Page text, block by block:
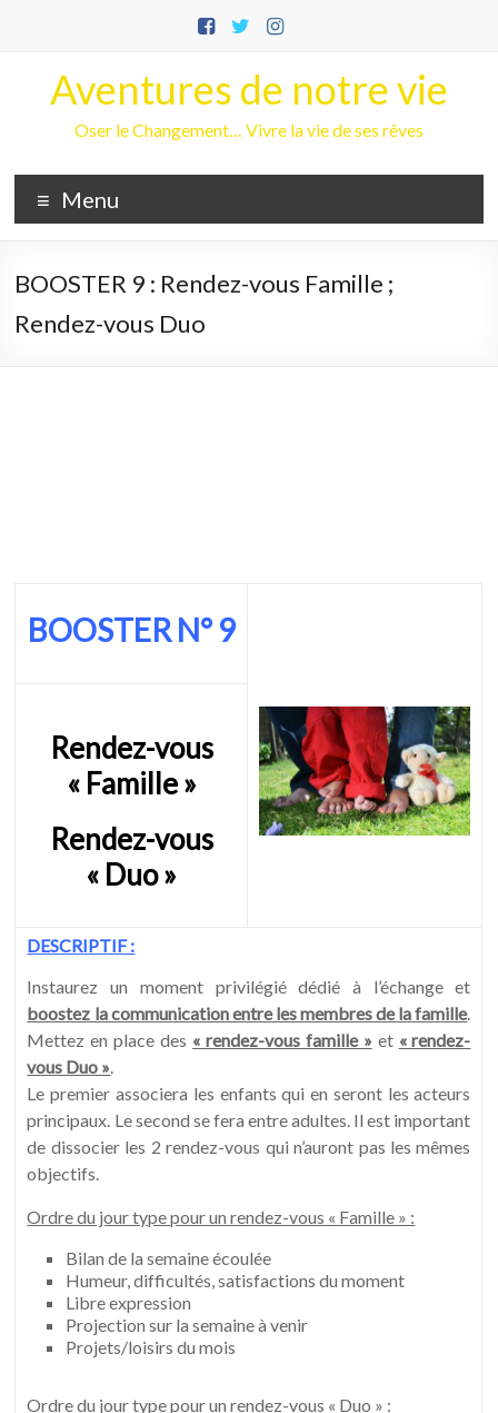
Aventures de notre vie
Oser le Changement… Vivre la vie de ses rêves
Menu
BOOSTER 9 : Rendez-vous Famille ;
Rendez-vous Duo
BOOSTER N° 9
Rendez-vous
« Famille »
Rendez-vous
« Duo »
DESCRIPTIF :
Instaurez un moment privilégié dédié à l’échange et
boostez la communication entre les membres de la famille.
Mettez en place des « rendez-vous famille » et « rendez-
vous Duo ».
Le premier associera les enfants qui en seront les acteurs
principaux. Le second se fera entre adultes. Il est important
de dissocier les 2 rendez-vous qui n’auront pas les mêmes
objectifs.
Ordre du jour type pour un rendez-vous « Famille » :
Bilan de la semaine écoulée
Humeur, difficultés, satisfactions du moment
Libre expression
Projection sur la semaine à venir
Projets/loisirs du mois
Ordre du jour type pour un rendez-vous « Duo » :